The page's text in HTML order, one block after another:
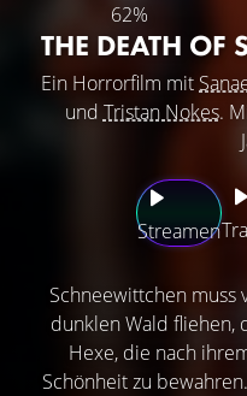
62%
THE DEATH OF
Ein Horrorfilm mit
und Tristan Nokes.
Streamen
Schneewittchen muss
dunklen Wald fliehen,
Hexe, die nach
Schönheit zu